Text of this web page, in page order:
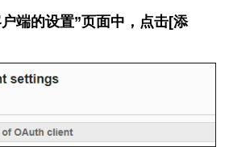
端的设置”页面中，点击[添